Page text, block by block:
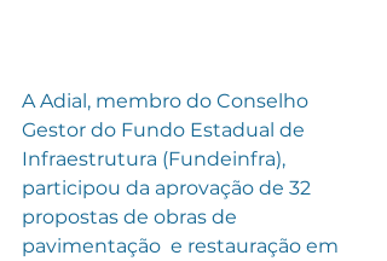
A Adial, membro do Conselho
Gestor do Fundo Estadual de
Infraestrutura (Fundeinfra),
participou da aprovação de 32
propostas de obras de
pavimentação  e restauração em